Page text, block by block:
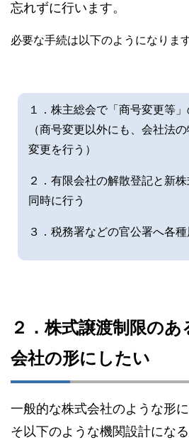
忘れずに行います。
必要な手続は以下のようになります
１．株主総会で「商号変更等
（商号変更以外にも、会社法
変更を行う）
２．有限会社の解散登記と新
同時に行う
３．税務署などの官公署へ各種
２．株式譲渡制限の
会社の形にしたい
一般的な株式会社のような形
そ以下のような機関設計になる